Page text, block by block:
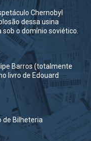
Chernobyl
dessa usina
sob o domínio soviético.
Barros (totalmente
livro de Edouard
de Bilheteria